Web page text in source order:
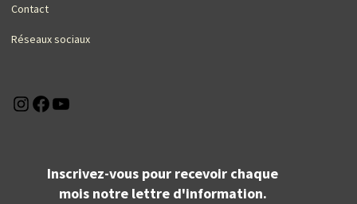
Contact
Réseaux sociaux
Instagram
Facebook
Inscrivez-vous pour recevoir chaque
mois notre lettre d'information.